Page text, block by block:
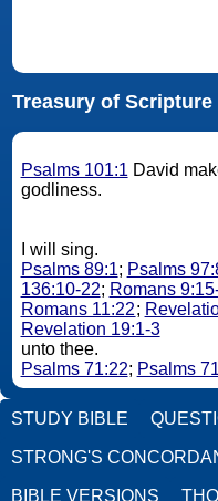
Treasury of
Psalms 101:1 David
godliness.
I will sing.
Psalms 89:1; Psalms
136:10-22; Romans
Romans 11:22;
Revelation 19:1-3
unto thee.
Psalms 71:22; Psalms
STUDY BIBLE
STRONG'S
BIBLE VERSIONS